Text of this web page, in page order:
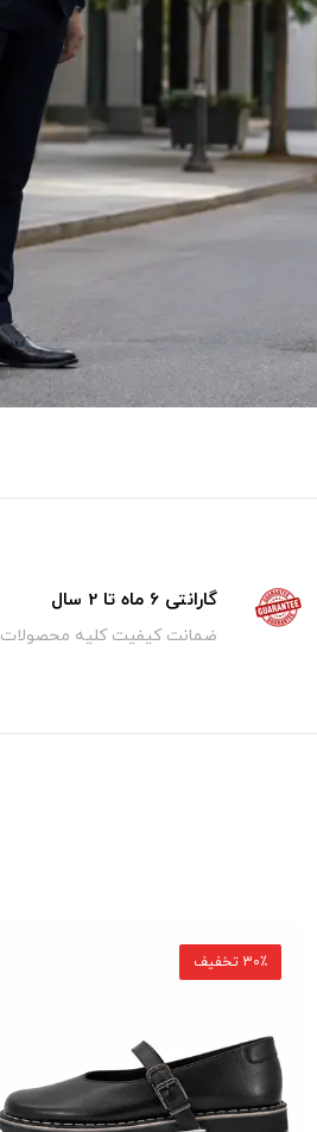
گارانتی 6 ماه تا 2 سال
ضمانت کیفیت کلیه محصولات
30٪ تخفیف